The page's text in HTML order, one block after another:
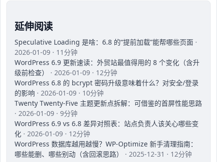
延伸阅读
Speculative Loading 是啥：6.8 的“提前加载”能帮哪些页面 ·
2026-01-09 · 11分钟
WordPress 6.9 更新速读：外贸站最值得用的 8 个变化（含升
级前检查）
· 2026-01-09 · 12分钟
WordPress 6.8 的 bcrypt 密码升级意味着什么？对安全/登录
的影响 · 2026-01-09 · 10分钟
Twenty Twenty‑Five 主题更新点拆解：可借鉴的首屏性能思路
· 2026-01-09 · 9分钟
WordPress 6.9 vs 6.8 差异对照表：站点负责人该关心哪些变
化 · 2026-01-09 · 12分钟
WordPress 数据库越用越慢？WP-Optimize 新手清理指南：
哪些能删、哪些别动（含回滚思路）
· 2025-12-31 · 12分钟